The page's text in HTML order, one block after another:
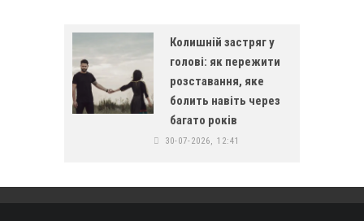
Колишній застряг у
голові: як пережити
розставання, яке
болить навіть через
багато років
30-07-2026, 12:41